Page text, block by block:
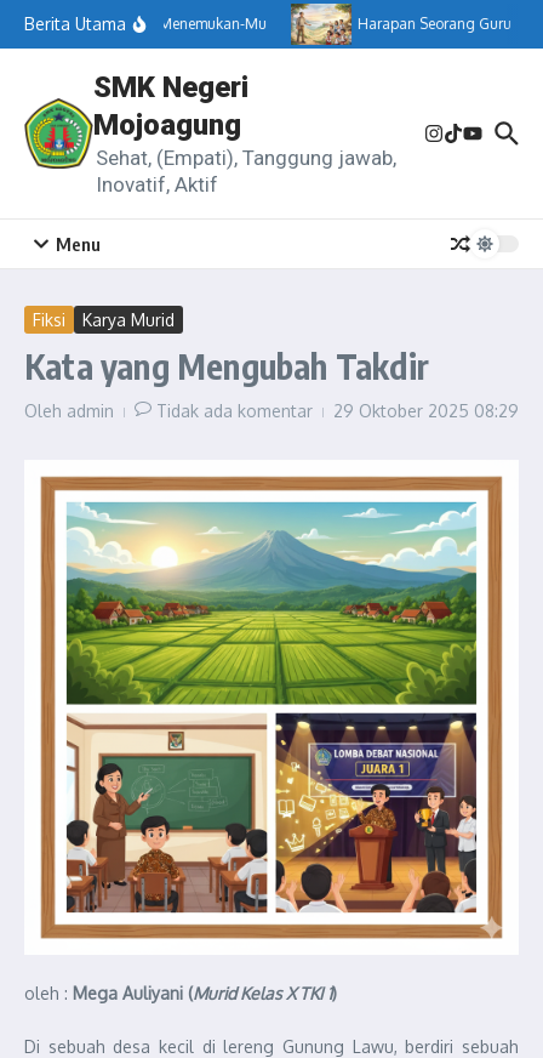
Berita Utama Menemukan-Mu Harapan Seorang Guru
SMK Negeri
Mojoagung
Sehat, (Empati), Tanggung jawab,
Inovatif, Aktif
Menu
Fiksi Karya Murid
Kata yang Mengubah Takdir
Oleh admin Tidak ada komentar 29 Oktober 2025 08:29
oleh : Mega Auliyani (Murid Kelas X TKI 1)
Di sebuah desa kecil di lereng Gunung Lawu, berdiri sebuah